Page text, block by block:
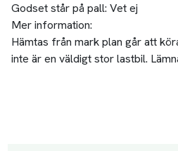
Godset står på pall: Vet ej
Mer information:
Hämtas från mark plan går att
inte är en väldigt stor lastbil.